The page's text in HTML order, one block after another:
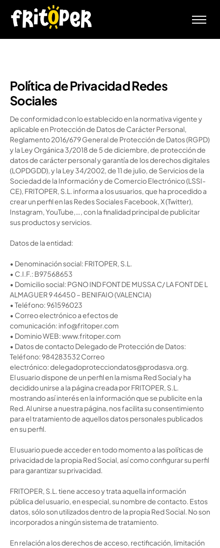
Inicio
RSC
Contacto
Política de Privacidad Redes
Sociales
De conformidad con lo establecido en la normativa vigente y
aplicable en Protección de Datos de CarácterPersonal,
Reglamento 2016/679 General de Protección de Datos (RGPD)
y la Ley Orgánica 3/2018 de 5 de diciembre, de protección de
datos de carácter personal y garantía de los derechos digitales
(LOPDGDD), y la Ley 34/2002, de 11 de julio, de Servicios de la
Sociedad de la Información y de Comercio Electrónico (LSSI-
CE), FRITOPER, S.L. informa a los usuarios, que ha procedido a
crear un perfil en las Redes Sociales Facebook, X (Twitter),
Instagram, YouTube,…, con la finalidad principal de publicitar
sus productos y servicios.
Datos de la entidad:
• Denominación social: FRITOPER, S.L.
• C.I.F.: B97568653
• Domicilio social: PGNO IND FONT DE MUSSA C/ LA FONT DE L
ALMAGUER 9 46450 – BENIFAIO (VALENCIA)
• Teléfono:961596023
• Correo electrónico a efectos de
comunicación: info@fritoper.com
• Dominio WEB:www.fritoper.com
• Datos de contacto Delegado de Protección de Datos:
Teléfono: 984283532 Correo
electrónico:delegadoprotecciondatos@prodasva.org.
El usuario dispone de un perfil en la misma Red Social y ha
decidido unirse a la página creada por FRITOPER, S.L.
mostrando así interés en la información que se publicite en la
Red. Al unirse a nuestra página, nos facilita su consentimiento
para el tratamiento de aquellos datos personales publicados
en su perfil.
El usuario puede acceder en todo momento a las políticas de
privacidad de la propia Red Social, así como configurar su perfil
para garantizar su privacidad.
FRITOPER, S.L. tiene acceso y trata aquella información
pública del usuario, en especial, su nombre de contacto. Estos
datos, sólo son utilizados dentro de la propia Red Social. No son
incorporados a ningún sistema de tratamiento.
En relación a los derechos de acceso, rectificación, limitación